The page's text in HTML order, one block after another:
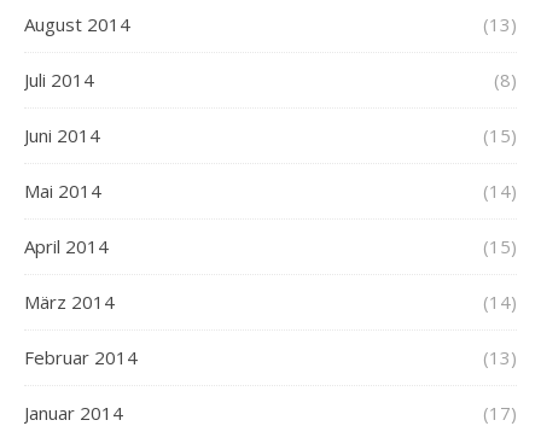
August 2014 (13)
Juli 2014 (8)
Juni 2014 (15)
Mai 2014 (14)
April 2014 (15)
März 2014 (14)
Februar 2014 (13)
Januar 2014 (17)